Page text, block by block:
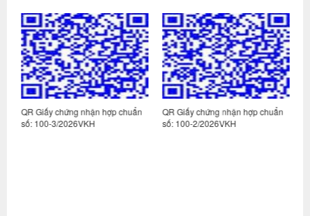
QR Giấy chứng nhận hợp chuẩn
số: 100-3/2026VKH
QR Giấy chứng nhận hợp chuẩn
số: 100-2/2026VKH